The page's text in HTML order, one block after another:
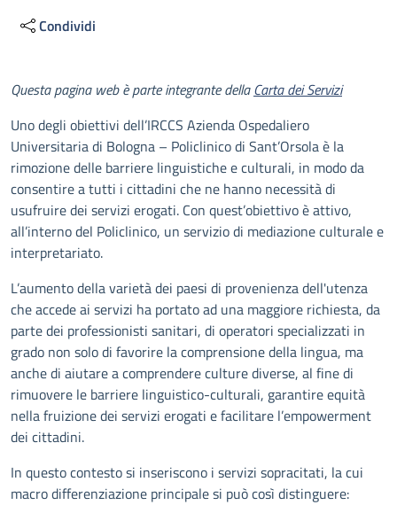
Condividi
Descrizione
Questa pagina web è parte integrante dellaCarta dei Servizi
Uno degli obiettivi dell’IRCCS Azienda Ospedaliero
Universitaria di Bologna – Policlinico di Sant’Orsola è la
rimozione delle barriere linguistiche e culturali, in modo da
consentire a tutti i cittadini che ne hanno necessità di
usufruire dei servizi erogati. Con quest’obiettivo è attivo,
all’interno del Policlinico, un servizio di mediazione culturale e
interpretariato.
L’aumento della varietà dei paesi di provenienza dell'utenza
che accede ai servizi ha portato ad una maggiore richiesta, da
parte dei professionisti sanitari, di operatori specializzati in
grado non solo di favorire la comprensione della lingua, ma
anche di aiutare a comprendere culture diverse, al fine di
rimuovere le barriere linguistico-culturali, garantire equità
nella fruizione dei servizi erogati e facilitare l’empowerment
dei cittadini.
In questo contesto si inseriscono i servizi sopracitati, la cui
macro differenziazione principale si può così distinguere: